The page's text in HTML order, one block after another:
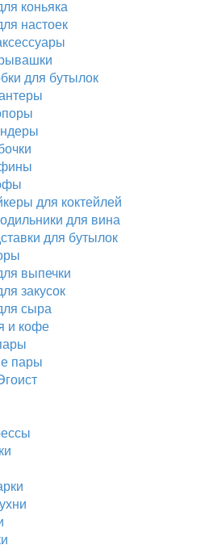
коньяка
настоек
для бутылок
для коктейлей
для вина
для бутылок
выпечки
закусок
сыра
и кофе
пары